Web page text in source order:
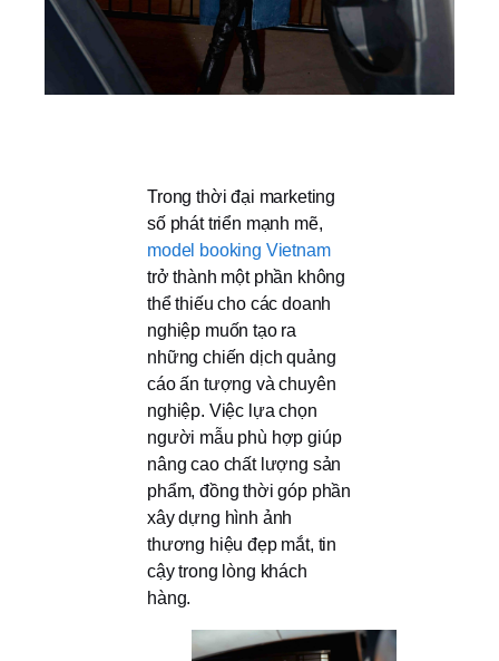
Trong thời đại marketing
số phát triển mạnh mẽ,
model booking Vietnam
trở thành một phần không
thể thiếu cho các doanh
nghiệp muốn tạo ra
những chiến dịch quảng
cáo ấn tượng và chuyên
nghiệp. Việc lựa chọn
người mẫu phù hợp giúp
nâng cao chất lượng sản
phẩm, đồng thời góp phần
xây dựng hình ảnh
thương hiệu đẹp mắt, tin
cậy trong lòng khách
hàng.